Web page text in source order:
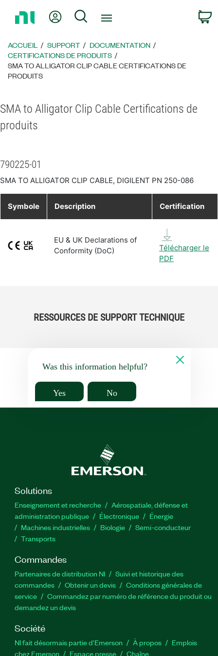
page
d’accueil
Mon compteRechercher
ACCUEIL SUPPORT
DOCUMENTATION
CERTIFICATIONS DE PRODUITS
SMA TO ALLIGATOR CLIP CABLE CERTIFICATIONS DE
PRODUITS
SMA to Alligator Clip Cable Certifications de
produits
790225-01
SMA TO ALLIGATOR CLIP CABLE, DIGILENT PN 250-086
Symbole Description Certification
EU & UK Declarations of
Conformity (DoC)
Télécharger le
PDF
RESSOURCES DE SUPPORT TECHNIQUE
Was this information helpful?
Yes No
Solutions
Enseignement et recherche
Aérospatiale, défense et
administration publique
Électronique
Énergie​
Machines industrielles
Biologie
Semi-conducteur
Transports
Commandes
Partenaires de distribution NI
Suivi et historique des
commandes
Obtenir un devis
Conditions générales de
service
Commandez par numéro de référence du produit ou
demandez un devis
Société
NI fait désormais partie d'Emerson À propos
Emplois
chez Emerson
Espace presse Chaîne